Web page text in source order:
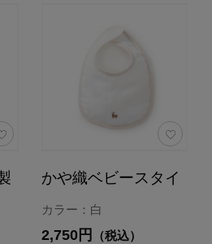
かや織ベビースタイ
カラー：白
2,750円 （税込）